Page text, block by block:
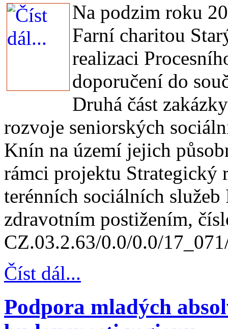
Na podzim roku
Farní charitou
realizaci
doporučení do
Druhá část
rozvoje seniorských
Knín na území jejich
rámci projektu
terénních sociálních
zdravotním postižením,
CZ.03.2.63/0.0/0.0/
Číst dál...
Podpora mladých